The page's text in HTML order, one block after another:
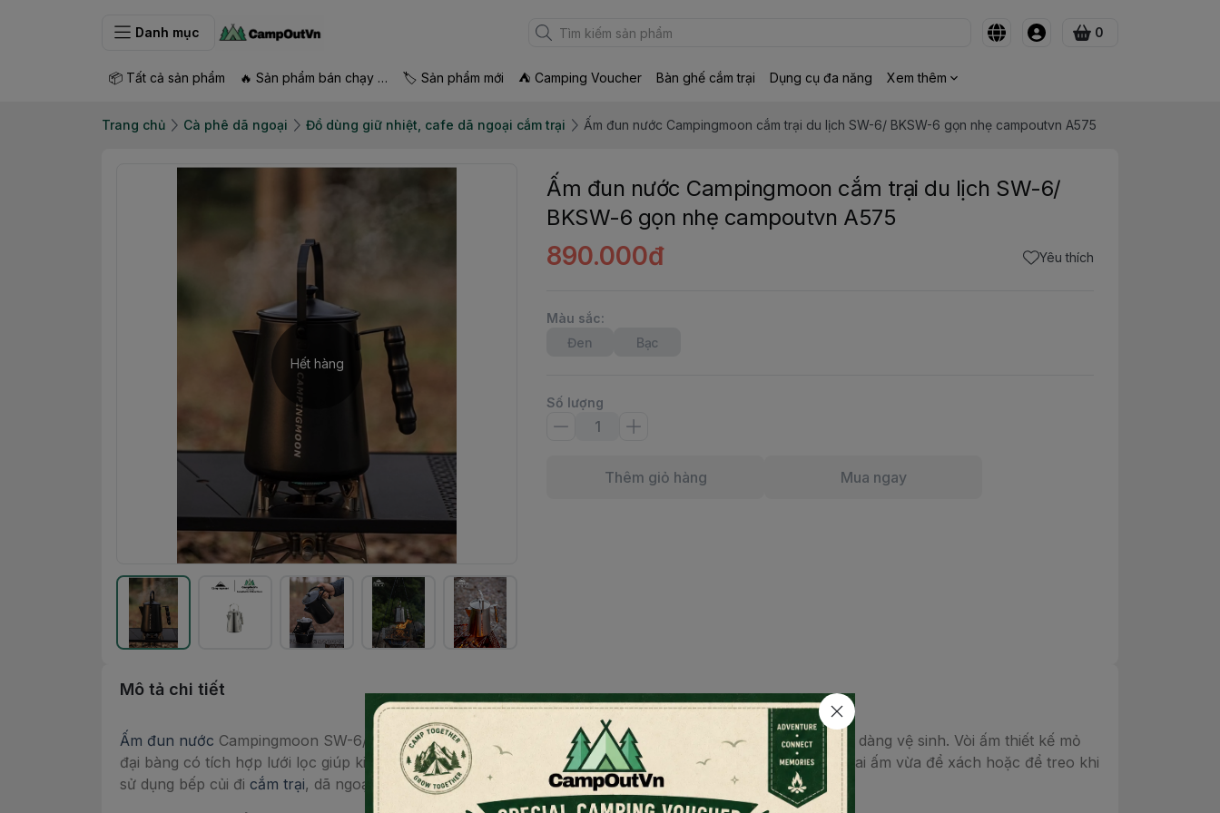
Danh mục 0
📦 Tất cả sản phẩm 🔥 Sản phẩm bán chạy nhất 🏷 Sản phẩm mới ⛺ Camping Voucher Bàn ghế cắm trại Dụng cụ đa năng Xem thêm
Trang chủ Cà phê dã ngoại Đồ dùng giữ nhiệt, cafe dã ngoại cắm trại Ấm đun nước Campingmoon cắm trại du lịch SW-6/ BKSW-6 gọn nhẹ campoutvn A575
Hết hàng
Ấm đun nước Campingmoon cắm trại du lịch SW-6/
BKSW-6 gọn nhẹ campoutvn A575
890.000đ Yêu thích
Màu sắc:
Đen
Bạc
Số lượng
Thêm giỏ hàng Mua ngay
Mô tả chi tiết
Ấm đun nước Campingmoon SW-6/ BKSW-6 chất liệu thép không gỉ 304 an toàn, chịu nhiệt độ cao và dễ dàng vệ sinh. Vòi ấm thiết kế mỏ
đại bàng có tích hợp lưới lọc giúp kiểm soát lượng nước rót ra hiệu quả, êm ái và có thể lọc để pha trả. Quai ấm vừa để xách hoặc để treo khi
sử dụng bếp củi đi cắm trại, dã ngoại.